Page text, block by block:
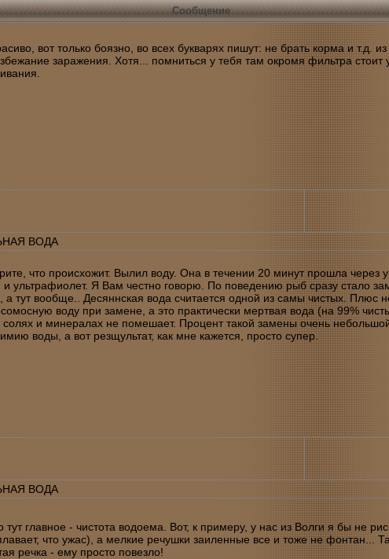
Сообщение
вот только боязно, во всех букварях пишут: не брать корма и т.д.
заражения. Хотя... помниться у тебя там окромя фильтра стоит
ВОДА
что происхожит. Вылил воду. Она в течении 20 минут прошла через
и ультрафиолет. Я Вам честно говорю. По поведению рыб сразу стало
а тут вообще.. Десяннская вода считается одной из самы чистых. Плюс
воду при замене, а это практически мертвая вода (на 99%
солях и минералах не помешает. Процент такой замены очень
воды, а вот резщультат, как мне кажется, просто супер.
ВОДА
главное - чистота водоема. Вот, к примеру, у нас из Волги я бы не
что ужас), а мелкие речушки заиленные все и тоже не фонтан...
речка - ему просто повезло!